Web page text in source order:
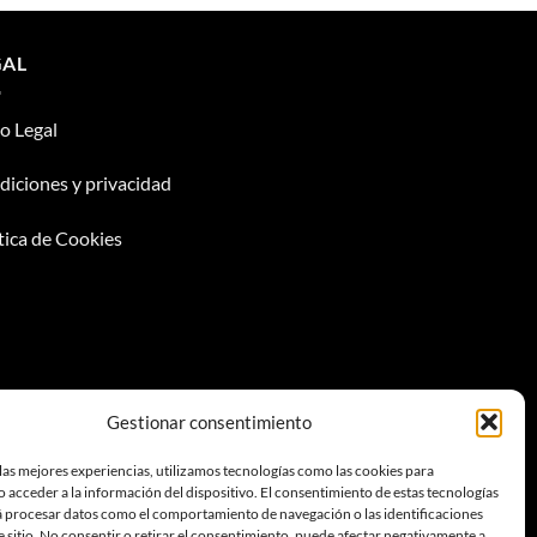
Gestionar consentimiento
mejores experiencias, utilizamos tecnologías como las cookies para
acceder a la información del dispositivo. El consentimiento de estas tecnologías
datos como el comportamiento de navegación o las identificaciones
Legal
y privacidad
de Cookies